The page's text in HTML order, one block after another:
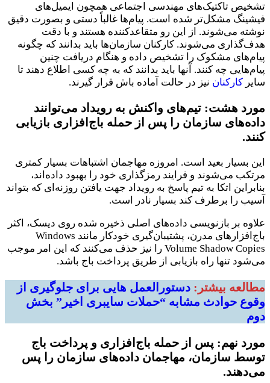
تشخیص تاکتیک‌های مهندسی اجتماعی همچون ایمیل‌های
فیشینگ مشکل‌تر شده است. پیام‌ها غالباً دستی و بصورت دقیق
نوشته می‌شوند. از این رو متقاعدکننده هستند و با دقت
هدف‌گذاری می‌شوند. کارکنان سازمان‌ها باید بدانند که چگونه
پیام‌های مشکوک را تشخیص داده و هنگام دریافت چنین
پیام‌هایی چه کنند. آنها باید بدانند که به چه کسی اطلاع دهند تا
سایر کارکنان نیز در حالت آماده باش قرار گیرند.
مورد هشت: تیم‌های واکنش به رویداد می‌توانند
داده‌های سازمان را پس از حمله باج‌افزاری بازیابی
کنند.
این بسیار بعید است. امروزه مهاجمان اشتباهات بسیار کمتری
مرتکب می‌شوند و فرایند رمزگذاری خود را بهبود داده‌اند،
بنابراین اتکا به تیم پاسخ به رویداد جهت یافتن روزنه‌ای که بتواند
آسیب را برطرف کند بسیار نادر است.
علاوه بر بازنویسی داده‌های اصلی ذخیره شده روی دیسک، اکثر
باج‌افزارهای مدرن، پشتیبان‌گیری خودکار مانند Windows
Volume Shadow Copies را نیز حذف می‌کنند که این امر موجب
می‌شود تنها راه بازیابی از طریق پرداخت باج باشد.
مطالعه بیشتر: دستورالعمل هایی برای جلوگیری از
وقوع حوادث مشابه “حملات سایبری اخیر” بخش
دوم
مورد نهم: پس از حمله باج‌افزاری و پرداخت باج
توسط سازمان، مهاجمان داده‌های سازمان را پس
می‌دهند.